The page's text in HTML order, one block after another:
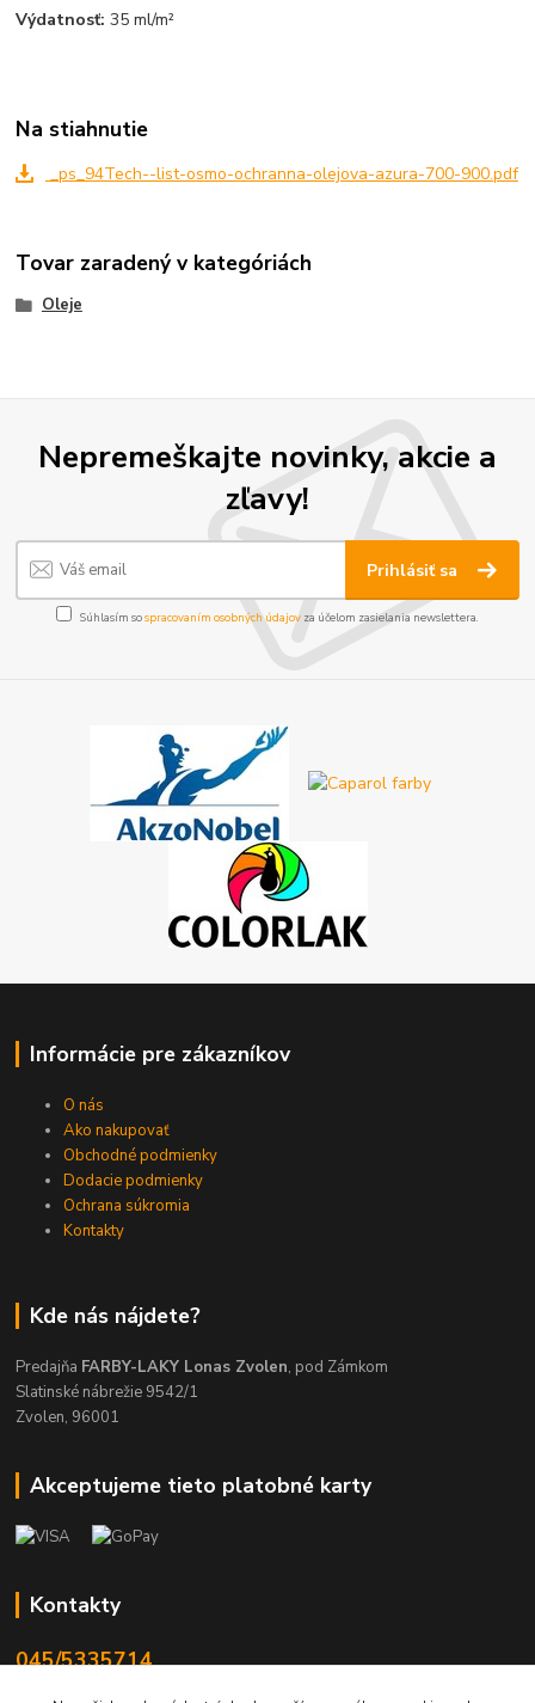
Výdatnosť:35 ml/m²
Na stiahnutie
_ps_94Tech--list-osmo-ochranna-olejova-azura-700-900.pdf
Tovar zaradený v kategóriách
Oleje
Nepremeškajte novinky, akcie a
zľavy!
Prihlásiť sa
Súhlasím sospracovaním osobných údajov za účelom zasielania newslettera.
Informácie pre zákazníkov
O nás
Ako nakupovať
Obchodné podmienky
Dodacie podmienky
Ochrana súkromia
Kontakty
Kde nás nájdete?
Predajňa FARBY-LAKY Lonas Zvolen, pod Zámkom
Slatinské nábrežie 9542/1
Zvolen, 96001
Akceptujeme tieto platobné karty
Kontakty
045/5335714